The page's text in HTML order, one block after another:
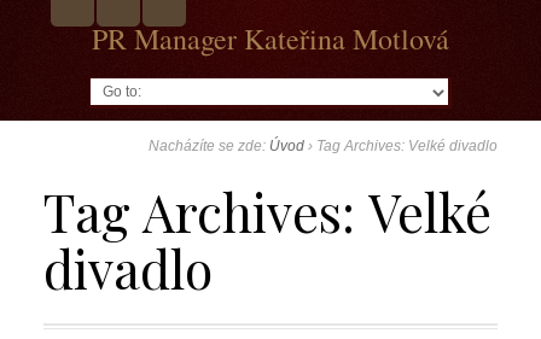
PR Manager Kateřina Motlová
Nacházíte se zde: Úvod › Tag Archives: Velké divadlo
Tag Archives: Velké
divadlo